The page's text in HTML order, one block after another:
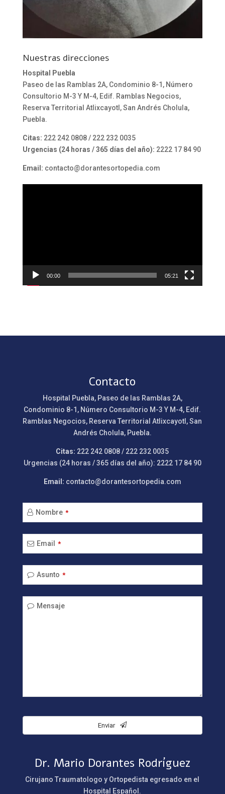
Nuestras direcciones
Hospital Puebla
Paseo de las Ramblas 2A, Condominio 8-1, Número
Consultorio M-3 Y M-4, Edif. Ramblas Negocios,
Reserva Territorial Atlixcayotl, San Andrés Cholula,
Puebla.
Citas: 222 242 0808 / 222 232 0035
Urgencias (24 horas / 365 días del año): 2222 17 84 90
Email: contacto@dorantesortopedia.com
00:00 05:21
Contacto
Hospital Puebla, Paseo de las Ramblas 2A,
Condominio 8-1, Número Consultorio M-3 Y M-4, Edif.
Ramblas Negocios, Reserva Territorial Atlixcayotl, San
Andrés Cholula, Puebla.
Citas: 222 242 0808 / 222 232 0035
Urgencias (24 horas / 365 días del año): 2222 17 84 90
Email: contacto@dorantesortopedia.com
Nombre *
Email *
Asunto *
Mensaje
Enviar
Dr. Mario Dorantes Rodríguez
Cirujano Traumatologo y Ortopedista egresado en el
Hospital Español.